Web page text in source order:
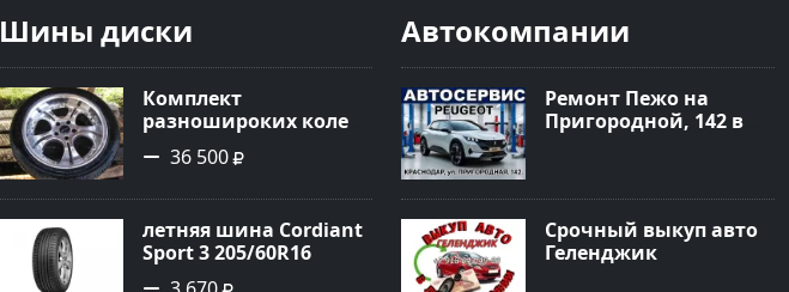
Шины диски
Комплект
разношироких колес
R-18 хром Краснодар
36 500
летняя шина Cordiant
Sport 3 205/60R16
Автокомпании
Ремонт Пежо на
Пригородной, 142 в
Срочный выкуп авто
Геленджик